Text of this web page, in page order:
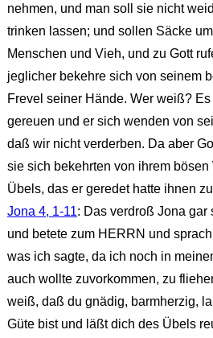
nehmen, und man soll sie nicht
trinken lassen; und sollen Säcke
Menschen und Vieh, und zu Gott
jeglicher bekehre sich von seinem
Frevel seiner Hände. Wer weiß?
gereuen und er sich wenden von
daß wir nicht verderben. Da aber
sie sich bekehrten von ihrem
Übels, das er geredet hatte ihnen
Jona 4, 1-11: Das verdroß Jona gar
und betete zum HERRN und
was ich sagte, da ich noch in
auch wollte zuvorkommen, zu
weiß, daß du gnädig, barmherzig,
Güte bist und läßt dich des Übels